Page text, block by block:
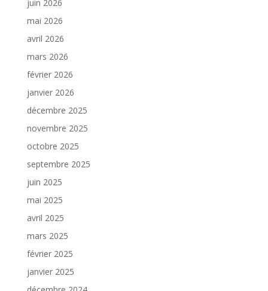
juin 2026
mai 2026
avril 2026
mars 2026
février 2026
janvier 2026
décembre 2025
novembre 2025
octobre 2025
septembre 2025
juin 2025
mai 2025
avril 2025
mars 2025
février 2025
janvier 2025